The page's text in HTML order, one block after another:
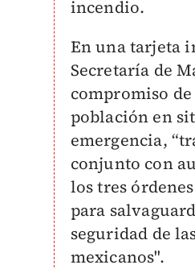
incendio.
En una tarjeta
Secretaría de
compromiso
población en
emergencia,
conjunto con
los tres
para
seguridad de
mexicanos".